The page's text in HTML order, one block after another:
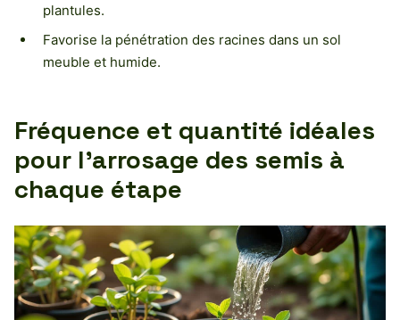
plantules.
Favorise la pénétration des racines dans un sol
meuble et humide.
Fréquence et quantité idéales
pour l’arrosage des semis à
chaque étape